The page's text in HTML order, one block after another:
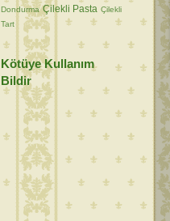
Dondurma Çilekli Pasta Çilekli
Tart
Kötüye Kullanım
Bildir